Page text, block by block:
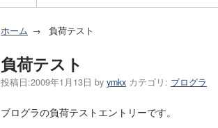
ホーム 負荷テスト
負荷テスト
投稿日:2009年1月13日 by ymkx カテゴリ: ブログラ
ブログラの負荷テストエントリーです。